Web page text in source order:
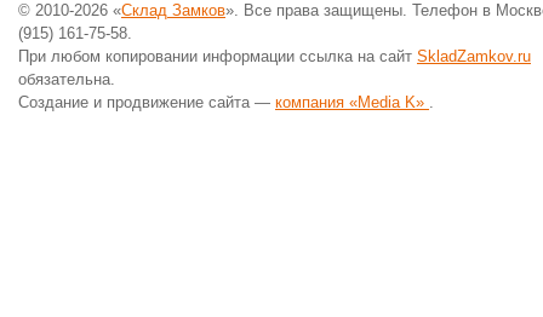
© 2010-2026 «Склад Замков». Все права защищены. Телефон в
(915) 161-75-58.
При любом копировании информации ссылка на сайт SkladZamkov.ru
обязательна.
Создание и продвижение сайта — компания «Media K» .